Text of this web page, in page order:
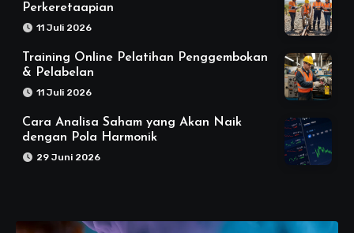
Perkeretaapian
11 Juli 2026
Training Online Pelatihan Penggembokan
& Pelabelan
11 Juli 2026
Cara Analisa Saham yang Akan Naik
dengan Pola Harmonik
29 Juni 2026